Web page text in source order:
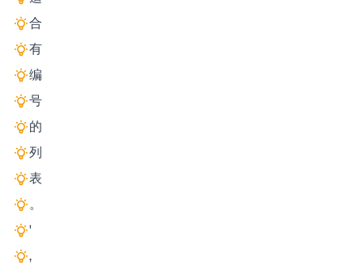
合
有
编
号
的
列
表
。
'
,